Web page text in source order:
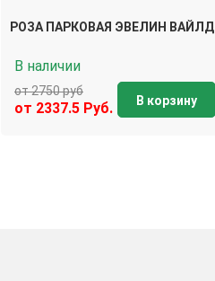
РОЗА ПАРКОВАЯ ЭВЕЛИН ВАЙЛД
В наличии
от 2750 руб
от 2337.5 Руб. В корзину